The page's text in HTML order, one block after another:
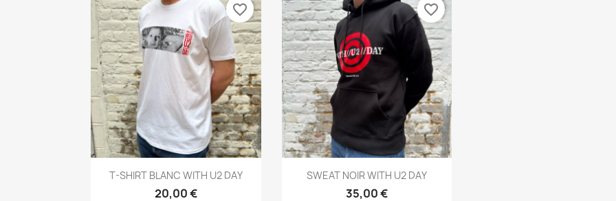
Aperçu rapide
T-SHIRT BLANC WITH U2 DAY
20,00 €
favorite_border
Aperçu rapide
SWEAT NOIR WITH U2 DAY
35,00 €
favorite_border